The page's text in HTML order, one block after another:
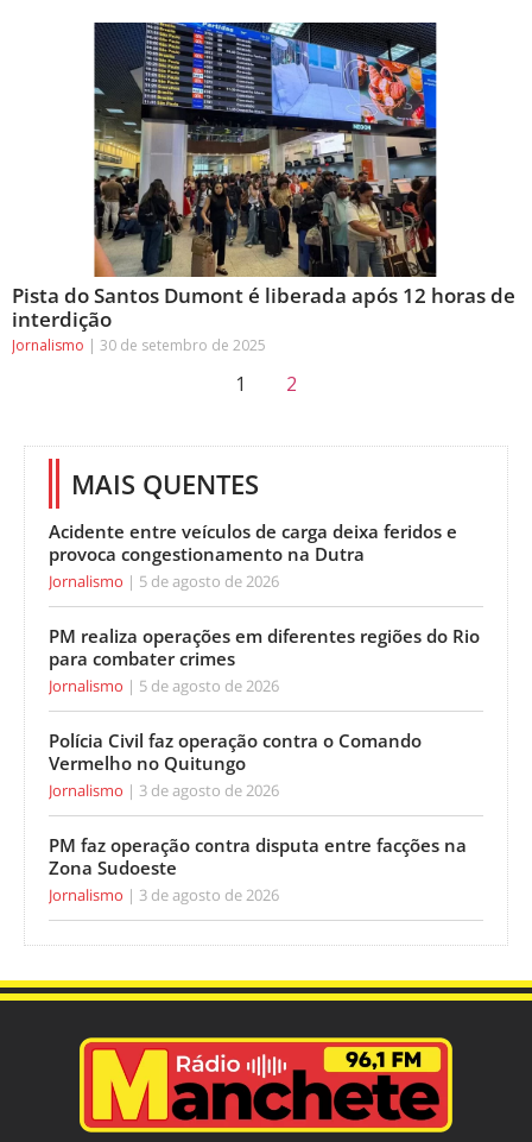
Pista do Santos Dumont é liberada após 12 horas de
interdição
Jornalismo 30 de setembro de 2025
1 2
MAIS QUENTES
Acidente entre veículos de carga deixa feridos e
provoca congestionamento na Dutra
Jornalismo 5 de agosto de 2026
PM realiza operações em diferentes regiões do Rio
para combater crimes
Jornalismo 5 de agosto de 2026
Polícia Civil faz operação contra o Comando
Vermelho no Quitungo
Jornalismo 3 de agosto de 2026
PM faz operação contra disputa entre facções na
Zona Sudoeste
Jornalismo 3 de agosto de 2026